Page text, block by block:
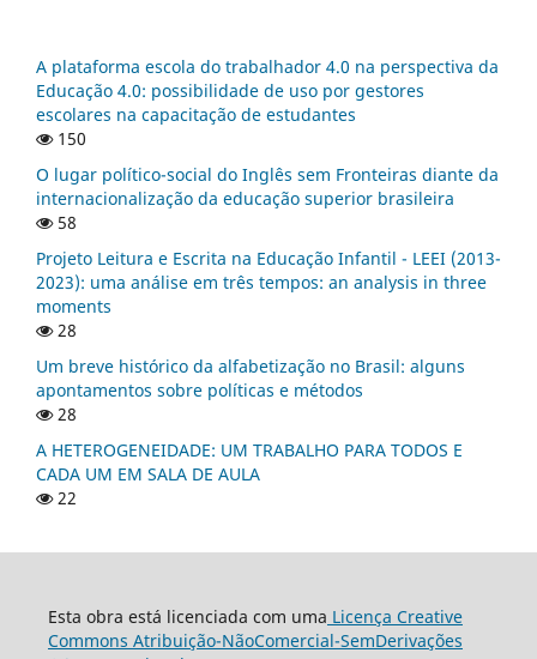
A plataforma escola do trabalhador 4.0 na perspectiva da
Educação 4.0: possibilidade de uso por gestores
escolares na capacitação de estudantes
150
O lugar político-social do Inglês sem Fronteiras diante da
internacionalização da educação superior brasileira
58
Projeto Leitura e Escrita na Educação Infantil - LEEI (2013-
2023): uma análise em três tempos: an analysis in three
moments
28
Um breve histórico da alfabetização no Brasil: alguns
apontamentos sobre políticas e métodos
28
A HETEROGENEIDADE: UM TRABALHO PARA TODOS E
CADA UM EM SALA DE AULA
22
Esta obra está licenciada com uma Licença Creative
Commons Atribuição-NãoComercial-SemDerivações